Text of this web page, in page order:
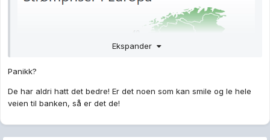
Ekspander
Panikk?
De har aldri hatt det bedre! Er det noen som kan smile og le hele
veien til banken, så er det de!